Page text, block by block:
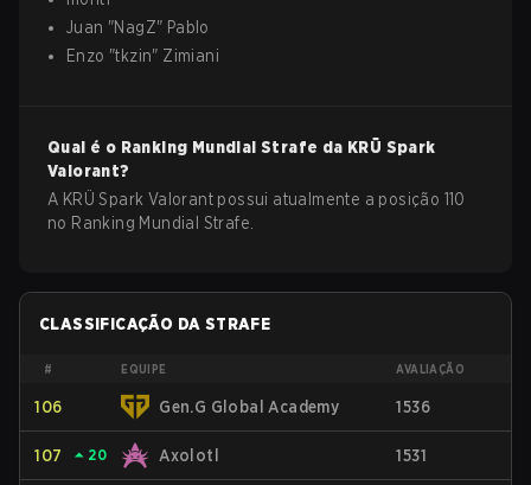
Juan "NagZ" Pablo
Enzo "tkzin" Zimiani
Qual é o Ranking Mundial Strafe da KRÜ Spark
Valorant?
A KRÜ Spark Valorant possui atualmente a posição 110
no Ranking Mundial Strafe.
CLASSIFICAÇÃO DA STRAFE
# EQUIPE AVALIAÇÃO
106 Gen.G Global Academy 1536
107 ⏶ 20 Axolotl 1531